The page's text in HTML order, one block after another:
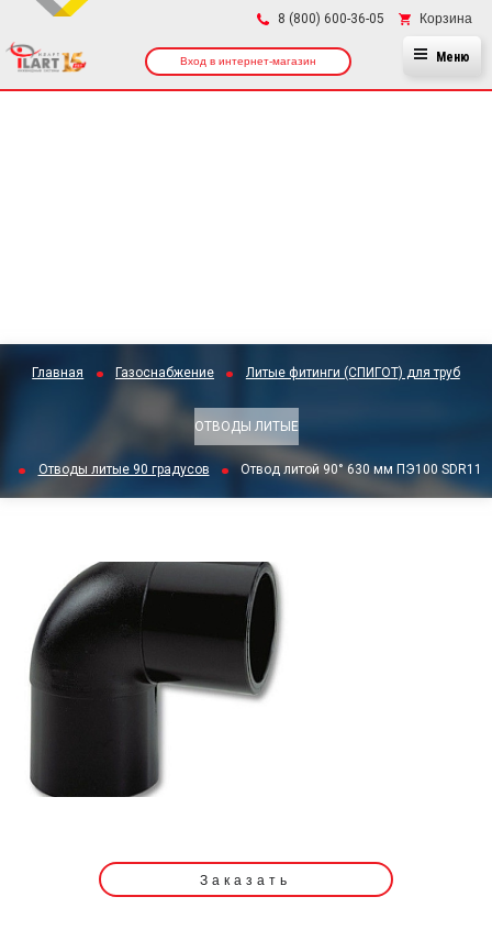
8 (800) 600-36-05 Корзина
Вход в интернет-магазин Меню
Главная Газоснабжение Литые фитинги (СПИГОТ) для труб
ОТВОДЫ ЛИТЫЕ
Отводы литые 90 градусов Отвод литой 90° 630 мм ПЭ100 SDR11
Заказать
×